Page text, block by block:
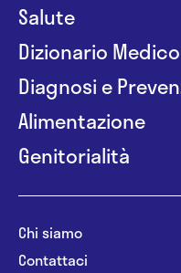
Salute
Dizionario Medico
Diagnosi e
Alimentazione
Genitorialità
Chi siamo
Contattaci